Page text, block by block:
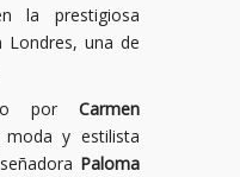
la prestigiosa
Londres, una de
por Carmen
y estilista
Paloma